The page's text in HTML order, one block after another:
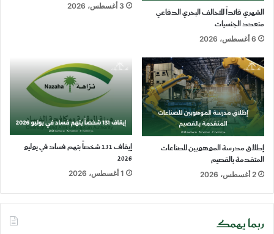
الشهري قائداً للتحالف البحري الدفاعي
متعدد الجنسيات
6 أغسطس، 2026
3 أغسطس، 2026
إطلاق مدرسة الموهوبين للصناعات
المتقدمة بالقصيم
2 أغسطس، 2026
إيقاف 131 شخصاً بتهم فساد في يوليو
2026
1 أغسطس، 2026
ربما يهمك